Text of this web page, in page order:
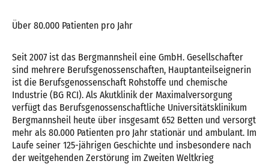
Über 80.000 Patienten pro Jahr
Seit 2007 ist das Bergmannsheil eine GmbH. Gesellschafter
sind mehrere Berufsgenossenschaften, Hauptanteilseignerin
ist die Berufsgenossenschaft Rohstoffe und chemische
Industrie (BG RCI). Als Akutklinik der Maximalversorgung
verfügt das Berufsgenossenschaftliche Universitätsklinikum
Bergmannsheil heute über insgesamt 652 Betten und versorgt
mehr als 80.000 Patienten pro Jahr stationär und ambulant. Im
Laufe seiner 125-jährigen Geschichte und insbesondere nach
der weitgehenden Zerstörung im Zweiten Weltkrieg